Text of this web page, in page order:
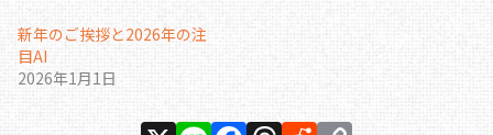
新年のご挨拶と2026年の注
目AI
2026年1月1日